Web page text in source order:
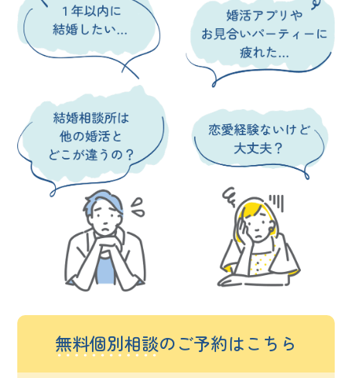
無料個別相談のご予約はこちら